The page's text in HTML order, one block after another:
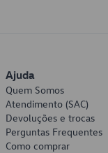
Ajuda
Quem Somos
Atendimento (SAC)
Devoluções e trocas
Perguntas Frequentes
Como comprar